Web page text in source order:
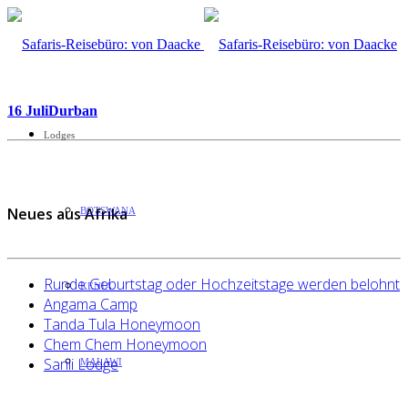
Lodges
BOTSWANA
KENIA
MALAWI
16 JuliDurban
Neues aus Afrika
Runde Geburtstag oder Hochzeitstage werden belohnt
Angama Camp
Tanda Tula Honeymoon
Chem Chem Honeymoon
Sarili Lodge